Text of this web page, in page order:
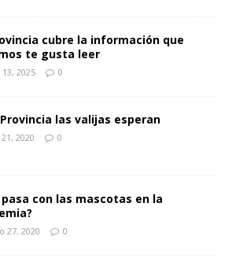
cubre la información que
te gusta leer
2025 0
las valijas esperan
2020 0
pasa con las mascotas en la
27, 2020 0